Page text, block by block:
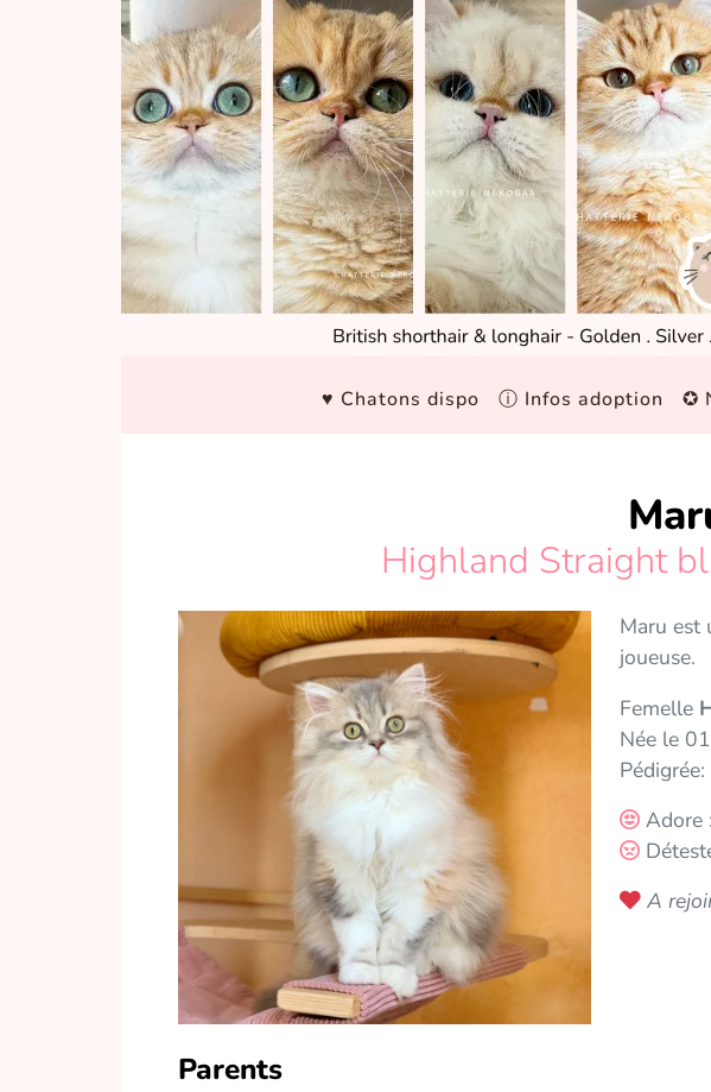
♥ Chatons dispo ⓘ Infos adoption ✪
Highland Straight
Parents
Maru est
joueuse.
Femelle
Née le
Adore
A